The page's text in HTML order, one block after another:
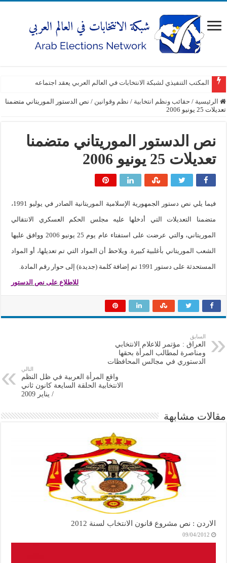
المكتب التنفيذي لشبكة الانتخابات في العالم العربي يعقد اجتماعه
الرئيسية / حقائب ونظم انتخابية / نظم وقوانين / نص الدستور الموريتاني متضمنا
تعديلات 25 يونيو 2006
نص الدستور الموريتاني متضمنا
تعديلات 25 يونيو 2006
فيما يلي نص دستور الجمهورية الإسلامية الموريتانية الصادر في يوليو 1991،
متضمنا التعديلات التي أدخلها عليه مجلس الحكم العسكري الانتقالي
الموريتاني، والتي عرضت على استفتاء عام يوم 25 يونيو 2006 ووافق عليها
الشعب الموريتاني بأغلبية كبيرة. ويلاحظ أن المواد التي تم تعديلها، أو المواد
المستحدثة على دستور 1991 تم إضافة كلمة (جديدة) إلى حوار رقم المادة.
للاطلاع على نص الدستور
السابق
العراق : مؤتمر للاعلام الانتخابي
ومناصرة لمطالب المرأة بحقها
الدستوري في مجالس المحافظات
التالي
واقع المرأة العربية في ظل النظم
الانتخابية الحلقة السايعة كانون ثاني
/ يناير 2009
مقالات مشابهة
الاردن : نص مشروع قانون الانتخاب لسنة 2012
09/04/2012